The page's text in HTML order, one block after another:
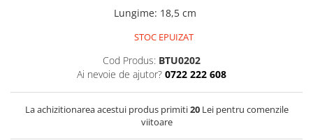
Lungime: 18,5 cm
STOC EPUIZAT
Cod Produs: BTU0202
Ai nevoie de ajutor? 0722 222 608
La achizitionarea acestui produs primiti20Lei pentru comenzile
viitoare